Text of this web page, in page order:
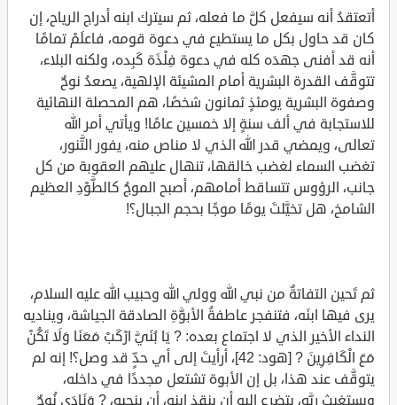
أتعتقدُ أنه سيفعل كلَّ ما فعله، ثم سيترك ابنه أدراج الرياح، إن
كان قد حاول بكل ما يستطيع في دعوة قومه، فاعلَمْ تمامًا
أنه قد أفنى جهدَه كله في دعوة فِلْذَة كَبِده، ولكنه البلاء،
تتوقَّف القدرة البشرية أمام المشيئة الإلهية، يصعدُ نوحٌ
وصفوة البشرية يومئذٍ ثمانون شخصًا، هم المحصلة النهائية
للاستجابة في ألف سنةٍ إلا خمسين عامًا! ويأتي أمر الله
تعالى، ويمضي قدر الله الذي لا مناص منه، يفور التَّنور،
تغضب السماء لغضب خالقها، تنهال عليهم العقوبة من كل
جانب، الرؤوس تتساقط أمامهم، أصبح الموجُ كالطَّوْدِ العظيم
الشامخ، هل تخيَّلتَ يومًا موجًا بحجم الجبال؟!
ثم تَحين التفاتةٌ من نبي الله وولي الله وحبيب الله عليه السلام،
يرى فيها ابنَه، فتنفجر عاطفةُ الأبوَّةِ الصادقة الجياشة، ويناديه
النداء الأخير الذي لا اجتماع بعده: ? يَا بُنَيَّ ارْكَبْ مَعَنَا وَلَا تَكُنْ
مَعَ الْكَافِرِينَ ? [هود: 42]، أرأيتَ إلى أي حدٍّ قد وصل؟! إنه لم
يتوقَّف عند هذا، بل إن الأبوة تشتعل مجددًا في داخله،
ويستغيث ربَّه، يتضرع إليه أن ينقذ ابنه، أن ينجيه، ? وَنَادَى نُوحٌ